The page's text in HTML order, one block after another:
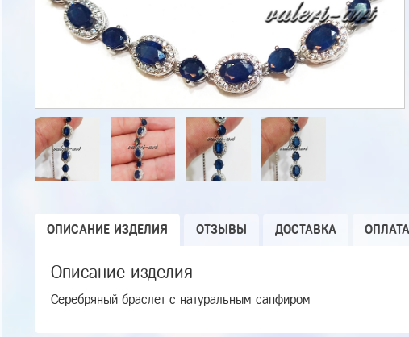
ОПИСАНИЕ ИЗДЕЛИЯ ОТЗЫВЫ ДОСТАВКА ОПЛАТА
Описание изделия
Серебряный браслет с натуральным сапфиром